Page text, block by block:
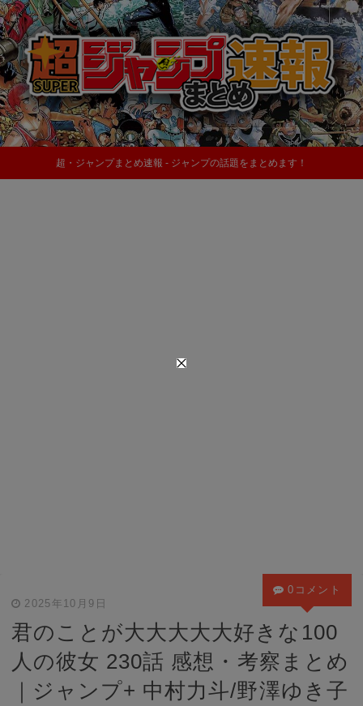
超・ジャンプまとめ速報 - ジャンプの話題をまとめます！
2025年10月9日
君のことが大大大大大好きな100
人の彼女 230話 感想・考察まとめ
｜ジャンプ+ 中村力斗/野澤ゆき子
0コメント